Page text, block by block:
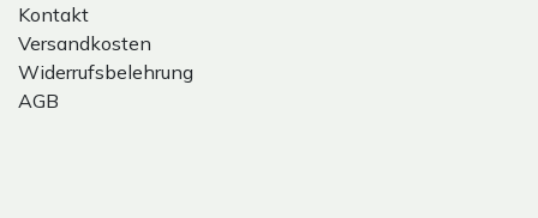
Kontakt
Versandkosten
Widerrufsbelehrung
AGB